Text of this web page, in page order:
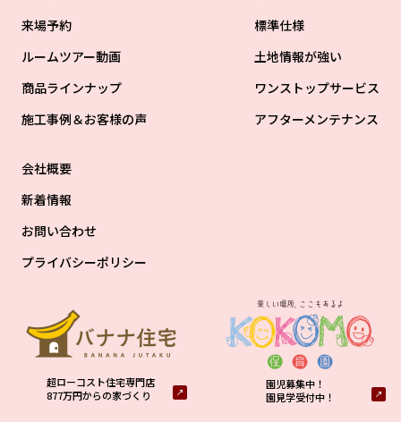
来場予約
ルームツアー動画
商品ラインナップ
施工事例＆お客様の声
標準仕様
土地情報が強い
ワンストップサービス
アフターメンテナンス
会社概要
新着情報
お問い合わせ
プライバシーポリシー
超ローコスト住宅専門店
877万円からの家づくり
園児募集中！
園見学受付中！